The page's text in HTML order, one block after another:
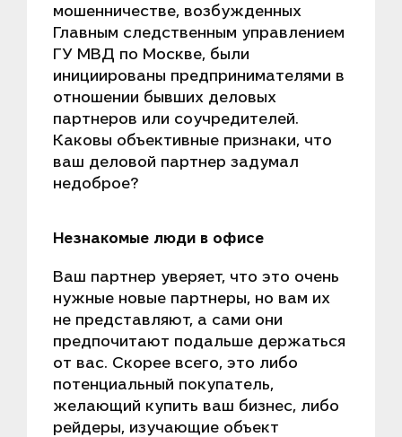
мошенничестве, возбужденных
Главным следственным управлением
ГУ МВД по Москве, были
инициированы предпринимателями в
отношении бывших деловых
партнеров или соучредителей.
Каковы объективные признаки, что
ваш деловой партнер задумал
недоброе?
Незнакомые люди в офисе
Ваш партнер уверяет, что это очень
нужные новые партнеры, но вам их
не представляют, а сами они
предпочитают подальше держаться
от вас. Скорее всего, это либо
потенциальный покупатель,
желающий купить ваш бизнес, либо
рейдеры, изучающие объект